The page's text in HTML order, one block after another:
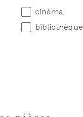
cinéma
bibliothèque